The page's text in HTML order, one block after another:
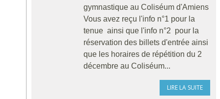
gymnastique au Coliséum d'Amiens
Vous avez reçu l'info n°1 pour la
tenue ainsi que l'info n°2 pour la
réservation des billets d'entrée ainsi
que les horaires de répétition du 2
décembre au Coliséum...
LIRE LA SUITE